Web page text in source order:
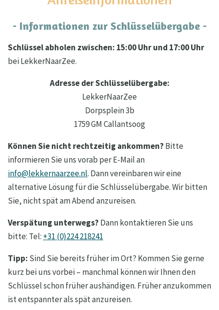
- Informationen zur Schlüsselübergabe -
Schlüssel abholen zwischen: 15:00 Uhr und 17:00 Uhr
bei LekkerNaarZee.
Adresse der Schlüsselübergabe:
LekkerNaarZee
Dorpsplein 3b
1759 GM Callantsoog
Können Sie nicht rechtzeitig ankommen? Bitte
informieren Sie uns vorab per E-Mail an
info@lekkernaarzee.nl. Dann vereinbaren wir eine
alternative Lösung für die Schlüsselübergabe. Wir bitten
Sie, nicht spät am Abend anzureisen.
Verspätung unterwegs? Dann kontaktieren Sie uns
bitte: Tel: +31 (0)224 218241
Tipp: Sind Sie bereits früher im Ort? Kommen Sie gerne
kurz bei uns vorbei – manchmal können wir Ihnen den
Schlüssel schon früher aushändigen. Früher anzukommen
ist entspannter als spät anzureisen.